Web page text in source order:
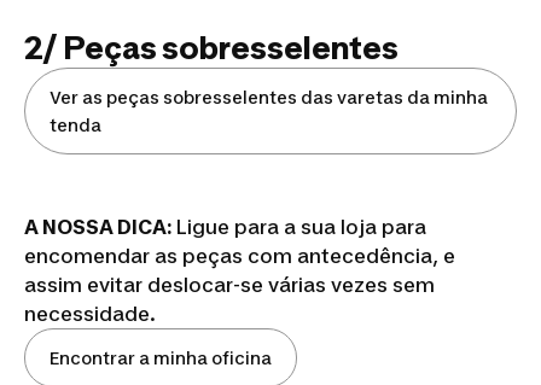
2/ Peças sobresselentes
Ver as peças sobresselentes das varetas da minha
tenda
A NOSSA DICA: Ligue para a sua loja para
encomendar as peças com antecedência, e
assim evitar deslocar-se várias vezes sem
necessidade.
Encontrar a minha oficina